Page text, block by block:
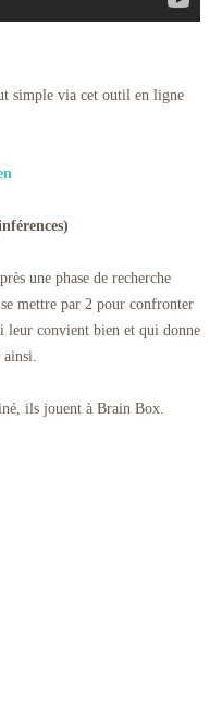
simple via cet outil en ligne
une phase de recherche
mettre par 2 pour confronter
leur convient bien et qui donne
ainsi.
ils jouent à Brain Box.